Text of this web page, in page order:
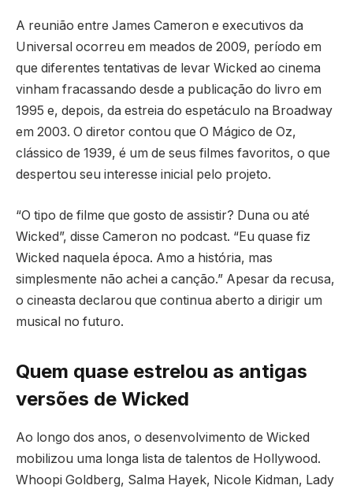
A reunião entre James Cameron e executivos da
Universal ocorreu em meados de 2009, período em
que diferentes tentativas de levar Wicked ao cinema
vinham fracassando desde a publicação do livro em
1995 e, depois, da estreia do espetáculo na Broadway
em 2003. O diretor contou que O Mágico de Oz,
clássico de 1939, é um de seus filmes favoritos, o que
despertou seu interesse inicial pelo projeto.
“O tipo de filme que gosto de assistir? Duna ou até
Wicked”, disse Cameron no podcast. “Eu quase fiz
Wicked naquela época. Amo a história, mas
simplesmente não achei a canção.” Apesar da recusa,
o cineasta declarou que continua aberto a dirigir um
musical no futuro.
Quem quase estrelou as antigas
versões de Wicked
Ao longo dos anos, o desenvolvimento de Wicked
mobilizou uma longa lista de talentos de Hollywood.
Whoopi Goldberg, Salma Hayek, Nicole Kidman, Lady